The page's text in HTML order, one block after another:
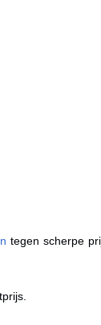
tegen scherpe